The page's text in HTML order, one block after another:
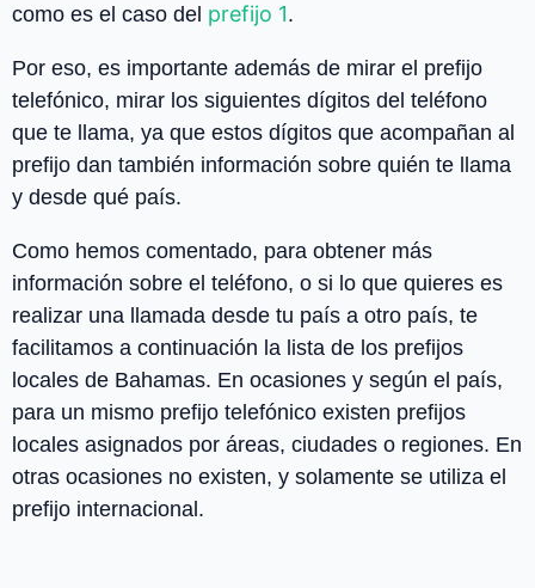
como es el caso del prefijo 1.
Por eso, es importante además de mirar el prefijo
telefónico, mirar los siguientes dígitos del teléfono
que te llama, ya que estos dígitos que acompañan al
prefijo dan también información sobre quién te llama
y desde qué país.
Como hemos comentado, para obtener más
información sobre el teléfono, o si lo que quieres es
realizar una llamada desde tu país a otro país, te
facilitamos a continuación la lista de los prefijos
locales de Bahamas. En ocasiones y según el país,
para un mismo prefijo telefónico existen prefijos
locales asignados por áreas, ciudades o regiones. En
otras ocasiones no existen, y solamente se utiliza el
prefijo internacional.